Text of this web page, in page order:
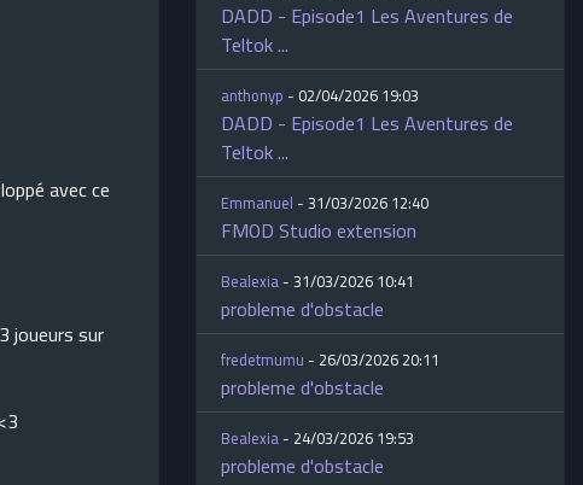
avec ce
joueurs sur
DADD - Episode1 Les Aventures de
Teltok ...
anthonyp- 02/04/2026 19:03
DADD - Episode1 Les Aventures de
Teltok ...
Emmanuel- 31/03/2026 12:40
FMOD Studio extension
Bealexia- 31/03/2026 10:41
probleme d'obstacle
fredetmumu- 26/03/2026 20:11
probleme d'obstacle
Bealexia- 24/03/2026 19:53
probleme d'obstacle